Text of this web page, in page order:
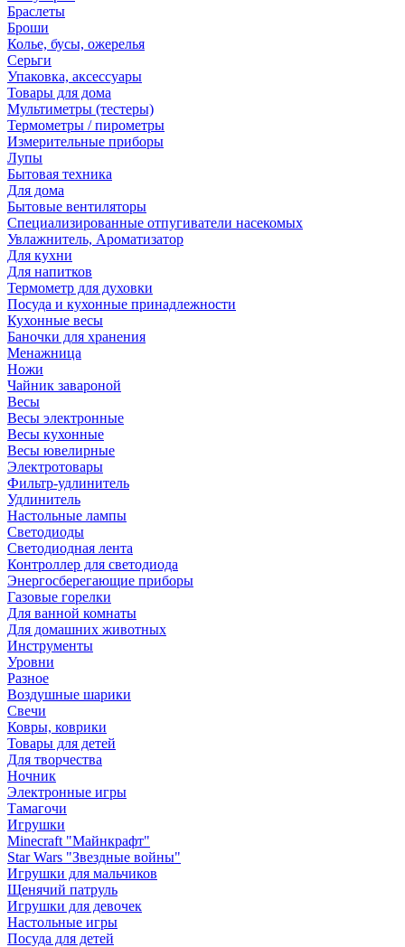
Браслеты
Броши
Колье, бусы, ожерелья
Серьги
Упаковка, аксессуары
Товары для дома
Мультиметры (тестеры)
Термометры / пирометры
Измерительные приборы
Лупы
Бытовая техника
Для дома
Бытовые вентиляторы
Специализированные отпугиватели насекомых
Увлажнитель, Ароматизатор
Для кухни
Для напитков
Термометр для духовки
Посуда и кухонные принадлежности
Кухонные весы
Баночки для хранения
Менажница
Ножи
Чайник завароной
Весы
Весы электронные
Весы кухонные
Весы ювелирные
Электротовары
Фильтр-удлинитель
Удлинитель
Настольные лампы
Светодиоды
Светодиодная лента
Контроллер для светодиода
Энергосберегающие приборы
Газовые горелки
Для ванной комнаты
Для домашних животных
Инструменты
Уровни
Разное
Воздушные шарики
Свечи
Ковры, коврики
Товары для детей
Для творчества
Ночник
Электронные игры
Тамагочи
Игрушки
Minecraft "Майнкрафт"
Star Wars "Звездные войны"
Игрушки для мальчиков
Щенячий патруль
Игрушки для девочек
Настольные игры
Посуда для детей